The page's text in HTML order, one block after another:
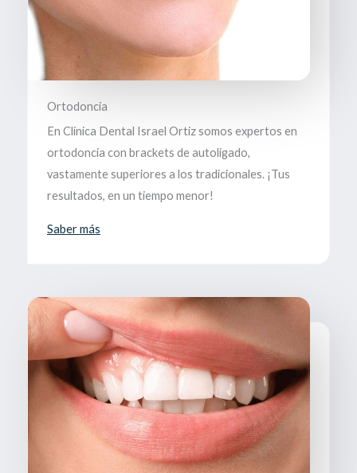
Ortodoncia
En Clínica Dental Israel Ortiz somos expertos en
ortodoncia con brackets de autoligado,
vastamente superiores a los tradicionales. ¡Tus
resultados, en un tiempo menor!
Saber más